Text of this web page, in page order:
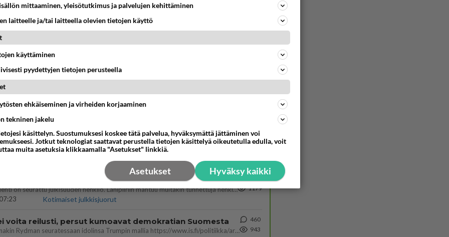
Takaisin ylös
KESKUSTELUT
KUUKAUSI
ei mene hyvin
314
Martina Aitolehden isäpuoli on tämä suosittu laulaja
Martina Aitolehti on seurattu julkisuuden henkilö. Lähipiiriin mahtuu muitakin tunnettuja henkilöitä. Tiesitkö, että Ma
Kotimaiset julkkisjuorut
1179
voita reilusti, persut kumoavat demokratian Suomesta
Näin tekisi ainakin Rydman seuratessaan idolinsa Trumpin mallia https://www.is.fi/politiikka/art-2000012187244.html
460
943
mittaaminen, yleisötutkimus ja palvelujen kehittäminen
laitteelle ja/tai laitteella olevien tietojen käyttö
käyttäminen
pyydettyjen tietojen perusteella
ehkäiseminen ja virheiden korjaaminen
tekninen jakelu
käsittelyn. Suostumuksesi koskee tätä palvelua, hyväksymättä jättäminen voi
Jotkut teknologiat saattavat perustella tietojen käsittelyä oikeutetulla edulla, voit
muita asetuksia klikkaamalla "Asetukset" linkkiä.
Hyväksy kaikki
Asetukset